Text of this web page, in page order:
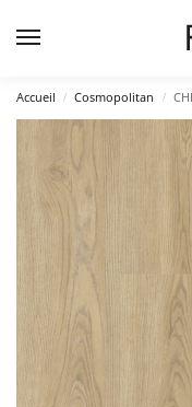
Accueil / Cosmopolitan /